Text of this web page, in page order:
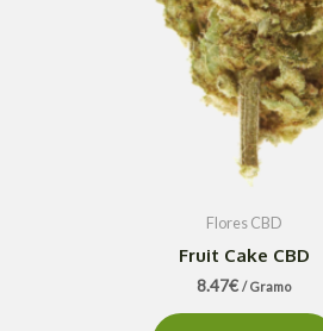
Flores CBD
Fruit Cake CBD
8.47€ / Gramo